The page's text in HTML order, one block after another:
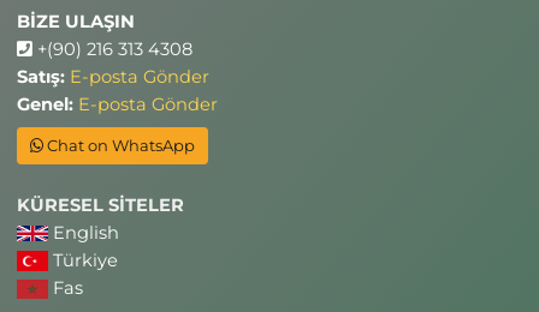
BİZE ULAŞIN
+(90) 216 313 4308
Satış: E-posta Gönder
Genel: E-posta Gönder
Chat on WhatsApp
KÜRESEL SİTELER
English
Türkiye
Fas